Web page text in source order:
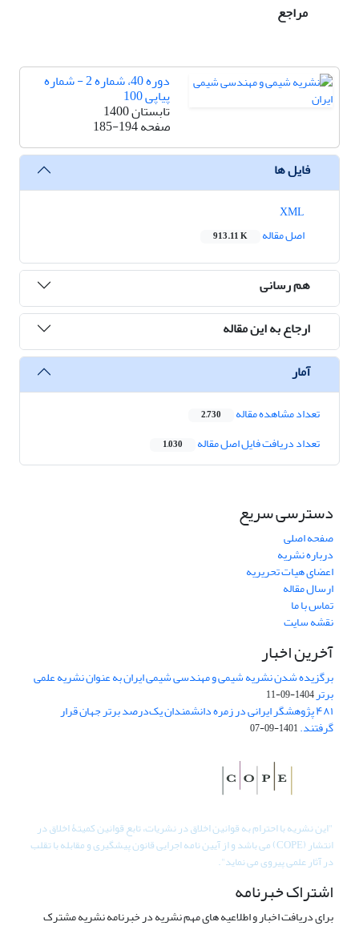
مراجع
دوره 40، شماره 2 - شماره
پیاپی 100
تابستان 1400
صفحه185-194
فایل ها
اصل مقاله
913.11 K
هم رسانی
ارجاع به این مقاله
آمار
تعداد مشاهده مقاله 2,730
تعداد دریافت فایل اصل مقاله 1,030
دسترسی سریع
صفحه اصلی
درباره نشریه
اعضای هیات تحریریه
ارسال مقاله
تماس با ما
نقشه سایت
آخرین اخبار
برگزیده شدن نشریه شیمی و مهندسی شیمی ایران به عنوان نشریه علمی
برتر1404-09-11
۴۸۱ پژوهشگر ایرانی در زمره دانشمندان یک‌درصد برتر جهان قرار
گرفتند.1401-09-07
"این نشریه با احترام به قوانین اخلاق در نشریات، تابع قوانین کمیتۀ اخلاق در
انتشار (COPE) می باشد و از آیین نامه اجرایی قانون پیشگیری و مقابله با تقلب
در آثار علمی پیروی می نماید".
اشتراک خبرنامه
برای دریافت اخبار و اطلاعیه های مهم نشریه در خبرنامه نشریه مشترک